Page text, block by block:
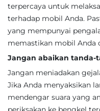
terpercaya untuk
terhadap mobil Anda.
yang mempunyai
memastikan mobil Anda
Jangan abaikan tanda-
Jangan meniadakan
Jika Anda menyaksikan
mendengar suara yang